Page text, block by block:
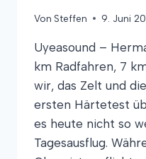
Von Steffen 9. Juni
Uyeasound –
km Radfahren, 7
wir, das Zelt und
ersten Härtetest
es heute nicht so
Tagesausflug.